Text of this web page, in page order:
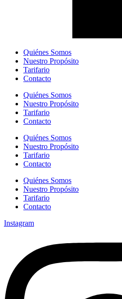
Quiénes Somos
Nuestro Propósito
Tarifario
Contacto
Quiénes Somos
Nuestro Propósito
Tarifario
Contacto
Quiénes Somos
Nuestro Propósito
Tarifario
Contacto
Quiénes Somos
Nuestro Propósito
Tarifario
Contacto
Instagram